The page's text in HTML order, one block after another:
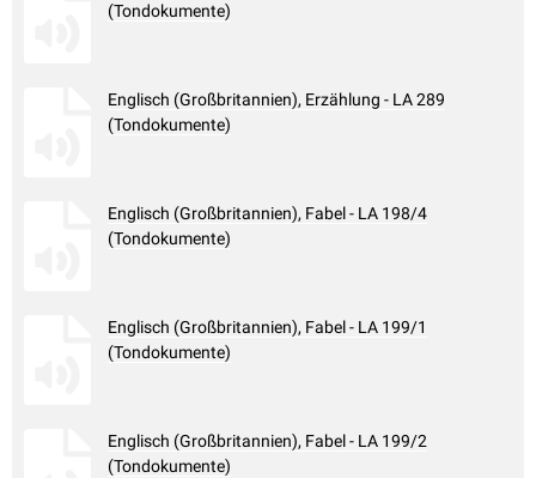
(Tondokumente)
Englisch (Großbritannien), Erzählung - LA 289
(Tondokumente)
Englisch (Großbritannien), Fabel - LA 198/4
(Tondokumente)
Englisch (Großbritannien), Fabel - LA 199/1
(Tondokumente)
Englisch (Großbritannien), Fabel - LA 199/2
(Tondokumente)